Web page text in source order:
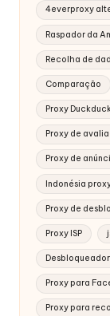
4everproxy
Raspador da
Recolha de
Comparação
Proxy
Proxy de
Proxy de
Indonésia
Proxy de
Proxy ISP
Proxy para
Proxy para